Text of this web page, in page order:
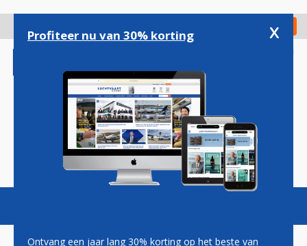
gaan
Check in
Magazine Podcasts Vacatures
Profiteer nu van 30% korting x
Ontvang een jaar lang 30% korting op het beste van